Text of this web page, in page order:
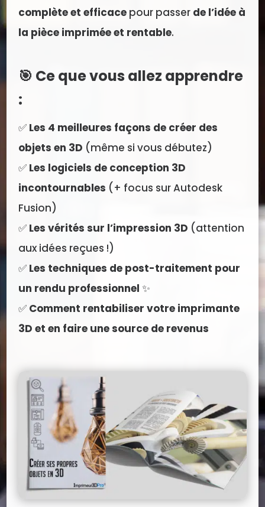
complète et efficace pour passer de l’idée à
la pièce imprimée et rentable.
🎯 Ce que vous allez apprendre
:
✅ Les 4 meilleures façons de créer des
objets en 3D (même si vous débutez)
✅ Les logiciels de conception 3D
incontournables (+ focus sur Autodesk
Fusion)
✅ Les vérités sur l’impression 3D (attention
aux idées reçues !)
✅ Les techniques de post-traitement pour
un rendu professionnel ✨
✅ Comment rentabiliser votre imprimante
3D et en faire une source de revenus